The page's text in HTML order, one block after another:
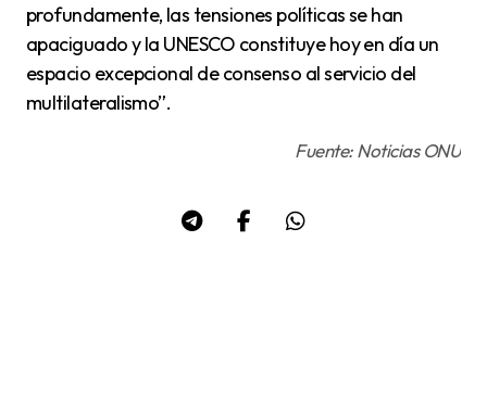
profundamente, las tensiones políticas se han
apaciguado y la UNESCO constituye hoy en día un
espacio excepcional de consenso al servicio del
multilateralismo”.
Fuente: Noticias ONU